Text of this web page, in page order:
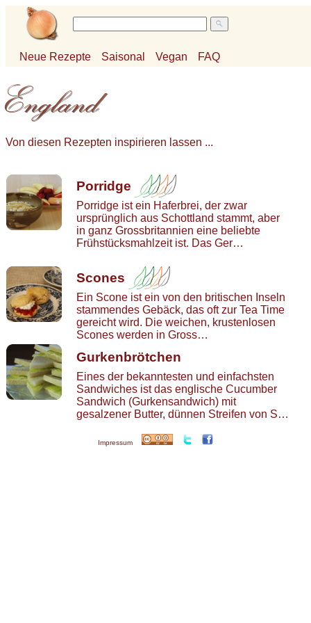
Neue Rezepte Saisonal Vegan FAQ
Von diesen Rezepten inspirieren lassen ...
Porridge
Porridge ist ein Haferbrei, der zwar
ursprünglich aus Schottland stammt, aber
in ganz Grossbritannien eine beliebte
Frühstücksmahlzeit ist. Das Ger…
Scones
Ein Scone ist ein von den britischen Inseln
stammendes Gebäck, das oft zur Tea Time
gereicht wird. Die weichen, krustenlosen
Scones werden in Gross…
Gurkenbrötchen
Eines der bekanntesten und einfachsten
Sandwiches ist das englische Cucumber
Sandwich (Gurkensandwich) mit
gesalzener Butter, dünnen Streifen von S…
Impressum